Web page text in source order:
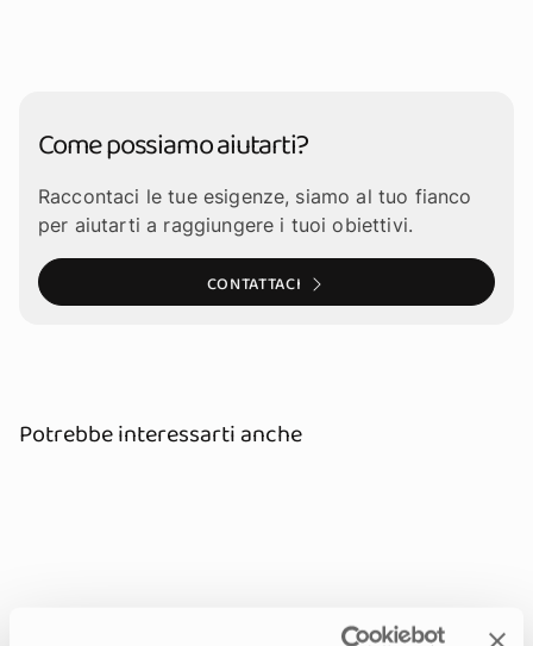
Come possiamo aiutarti?
Raccontaci le tue esigenze, siamo al tuo fianco
per aiutarti a raggiungere i tuoi obiettivi.
CONTATTACI
Potrebbe interessarti anche